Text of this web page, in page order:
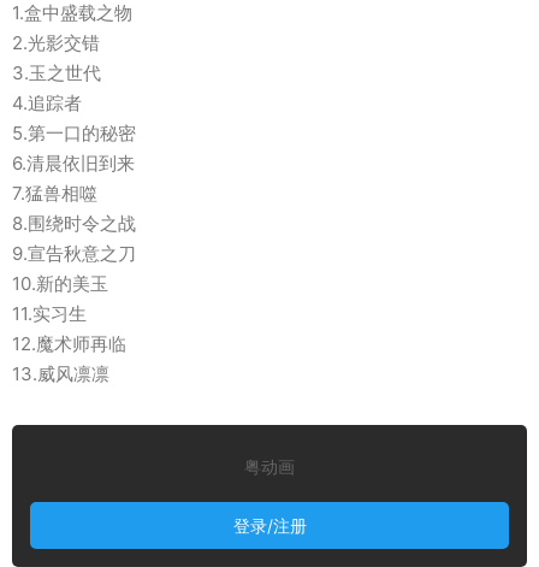
1.盒中盛载之物
2.光影交错
3.玉之世代
4.追踪者
5.第一口的秘密
6.清晨依旧到来
7.猛兽相噬
8.围绕时令之战
9.宣告秋意之刀
10.新的美玉
11.实习生
12.魔术师再临
13.威风凛凛
粤动画
登录/注册